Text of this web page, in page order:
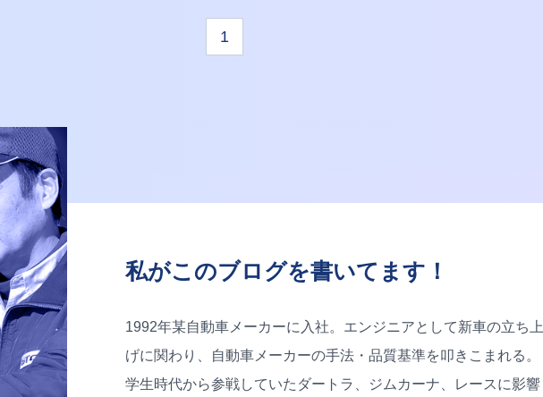
1
私がこのブログを書いてます！
1992年某自動車メーカーに入社。エンジニアとして新車の立ち上
げに関わり、自動車メーカーの手法・品質基準を叩きこまれる。
学生時代から参戦していたダートラ、ジムカーナ、レースに影響